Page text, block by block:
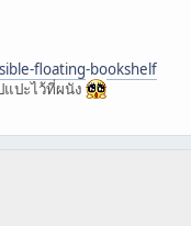
floating-bookshelf
ปะไว้ที่ผนัง